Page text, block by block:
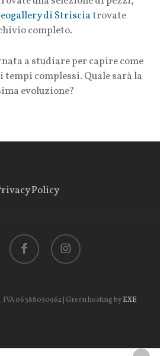
di Striscia trovate
completo.
a studiare per capire come
complessi. Quale sarà la
evoluzione?
Policy
facebook instagram
IVA 06388050962 | Green hosting byEXE